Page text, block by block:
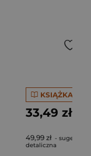
KSIĄŻKA
33,49 zł
49,99 zł -
detaliczna